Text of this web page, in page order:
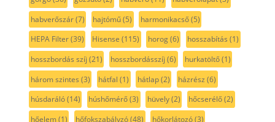
habverőszár(7) hajtómű(5) harmonikacső(5)
HEPA Filter(39) Hisense (115) horog(6) hosszabítás (1)
hosszbordás szíj (21) hosszbordásszíj (6) hurkatöltő(1)
három szintes (3) hátfal (1) hátlap(2) házrész (6)
húsdaráló(14) húshőmérő(3) hüvely(2) hőcserélő(2)
hőelem(1) hőfokszabályzó(48) hőkorlátozó(3)